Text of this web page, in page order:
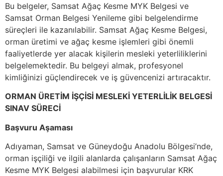
Bu belgeler, Samsat Ağaç Kesme MYK Belgesi ve
Samsat Orman Belgesi Yenileme gibi belgelendirme
süreçleri ile kazanılabilir. Samsat Ağaç Kesme Belgesi,
orman üretimi ve ağaç kesme işlemleri gibi önemli
faaliyetlerde yer alacak kişilerin mesleki yeterliliklerini
belgelemektedir. Bu belgeyi almak, profesyonel
kimliğinizi güçlendirecek ve iş güvencenizi artıracaktır.
ORMAN ÜRETİM İŞÇİSİ MESLEKİ YETERLİLİK BELGESİ
SINAV SÜRECİ
Başvuru Aşaması
Adıyaman, Samsat ve Güneydoğu Anadolu Bölgesi’nde,
orman işçiliği ve ilgili alanlarda çalışanların Samsat Ağaç
Kesme MYK Belgesi alabilmesi için başvurular KRK